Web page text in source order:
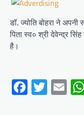
डॉ. ज्योति बोहरा ने
पिता स्व० श्री देवेन्द्र
है।